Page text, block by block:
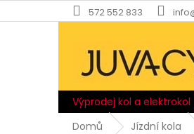
na
572 552 833
Výprodej kol a elektrokol
Domů
Jízdní kola